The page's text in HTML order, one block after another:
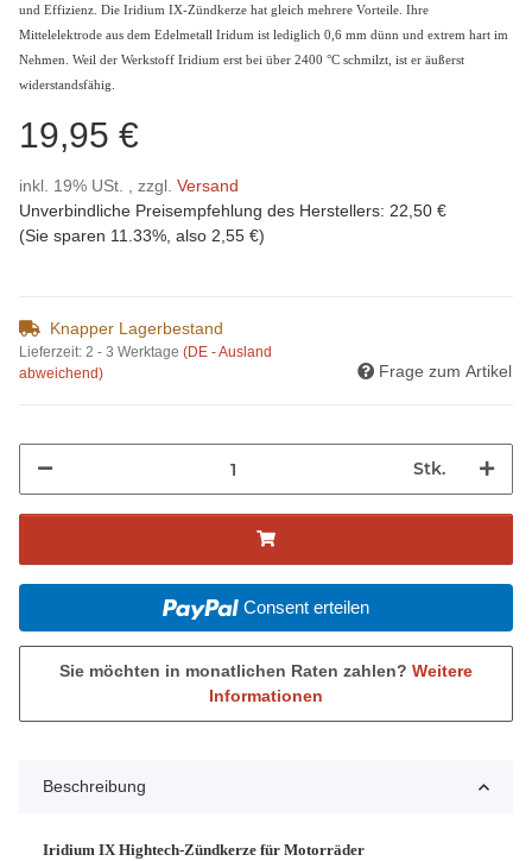
und Effizienz. Die Iridium IX-Zündkerze hat gleich mehrere Vorteile. Ihre
Mittelelektrode aus dem Edelmetall Iridum ist lediglich 0,6 mm dünn und extrem hart im
Nehmen. Weil der Werkstoff Iridium erst bei über 2400 °C schmilzt, ist er äußerst
widerstandsfähig.
19,95 €
inkl. 19% USt. , zzgl. Versand
Unverbindliche Preisempfehlung des Herstellers: 22,50 €
(Sie sparen 11.33% , also 2,55 €)
Knapper Lagerbestand
Lieferzeit: 2 - 3 Werktage (DE - Ausland
abweichend)
Frage zum Artikel
Stk.
Consent erteilen
Sie möchten in monatlichen Raten zahlen? Weitere
Informationen
Beschreibung
Iridium IX Hightech-Zündkerze für Motorräder